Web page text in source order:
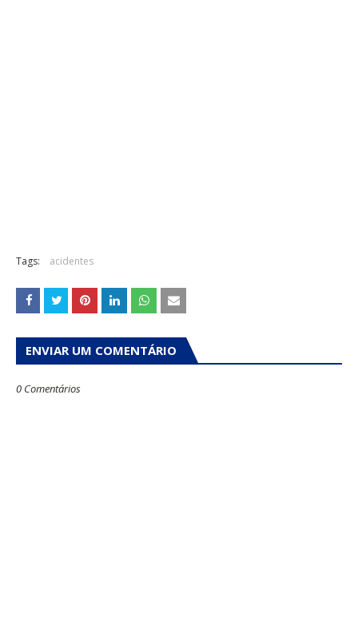
Tags: acidentes
ENVIAR UM COMENTÁRIO
0 Comentários